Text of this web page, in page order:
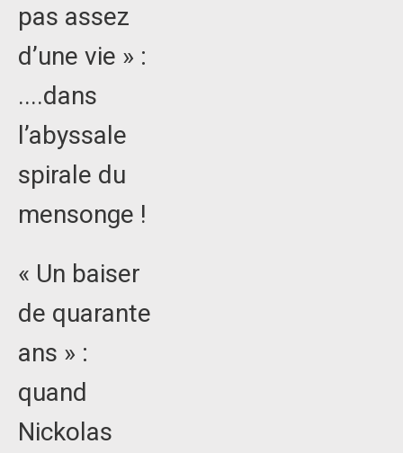
pas assez
d’une vie » :
....dans
l’abyssale
spirale du
mensonge !
« Un baiser
de quarante
ans » :
quand
Nickolas